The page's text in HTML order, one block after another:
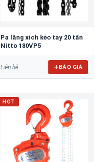
Pa lăng xích kéo tay 20 tấn
Nitto 180VP5
Liên hệ BÁO GIÁ
HOT